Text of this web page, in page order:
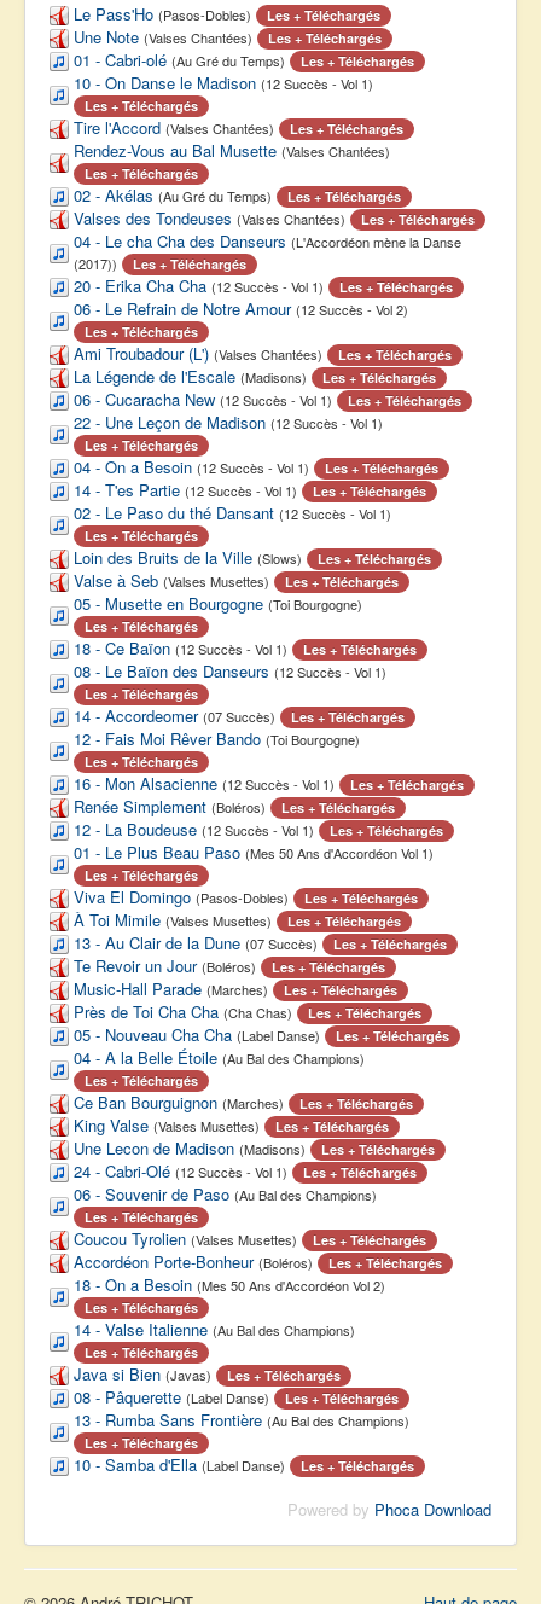
Le Pass'Ho (Pasos-Dobles) Les + Téléchargés
Une Note (Valses Chantées) Les + Téléchargés
01 - Cabri-olé (Au Gré du Temps) Les + Téléchargés
10 - On Danse le Madison (12 Succès - Vol 1)
Les + Téléchargés
Tire l'Accord (Valses Chantées) Les + Téléchargés
Rendez-Vous au Bal Musette (Valses Chantées)
Les + Téléchargés
02 - Akélas (Au Gré du Temps) Les + Téléchargés
Valses des Tondeuses (Valses Chantées) Les + Téléchargés
04 - Le cha Cha des Danseurs (L'Accordéon mène la Danse
(2017))
Les + Téléchargés
20 - Erika Cha Cha (12 Succès - Vol 1) Les + Téléchargés
06 - Le Refrain de Notre Amour (12 Succès - Vol 2)
Les + Téléchargés
Ami Troubadour (L') (Valses Chantées) Les + Téléchargés
La Légende de l'Escale (Madisons) Les + Téléchargés
06 - Cucaracha New (12 Succès - Vol 1) Les + Téléchargés
22 - Une Leçon de Madison (12 Succès - Vol 1)
Les + Téléchargés
04 - On a Besoin (12 Succès - Vol 1) Les + Téléchargés
14 - T'es Partie (12 Succès - Vol 1) Les + Téléchargés
02 - Le Paso du thé Dansant (12 Succès - Vol 1)
Les + Téléchargés
Loin des Bruits de la Ville (Slows) Les + Téléchargés
Valse à Seb (Valses Musettes) Les + Téléchargés
05 - Musette en Bourgogne (Toi Bourgogne)
Les + Téléchargés
18 - Ce Baïon (12 Succès - Vol 1) Les + Téléchargés
08 - Le Baïon des Danseurs (12 Succès - Vol 1)
Les + Téléchargés
14 - Accordeomer (07 Succès) Les + Téléchargés
12 - Fais Moi Rêver Bando (Toi Bourgogne)
Les + Téléchargés
16 - Mon Alsacienne (12 Succès - Vol 1) Les + Téléchargés
Renée Simplement (Boléros) Les + Téléchargés
12 - La Boudeuse (12 Succès - Vol 1) Les + Téléchargés
01 - Le Plus Beau Paso (Mes 50 Ans d'Accordéon Vol 1)
Les + Téléchargés
Viva El Domingo (Pasos-Dobles) Les + Téléchargés
À Toi Mimile (Valses Musettes) Les + Téléchargés
13 - Au Clair de la Dune (07 Succès) Les + Téléchargés
Te Revoir un Jour (Boléros) Les + Téléchargés
Music-Hall Parade (Marches) Les + Téléchargés
Près de Toi Cha Cha (Cha Chas) Les + Téléchargés
05 - Nouveau Cha Cha (Label Danse) Les + Téléchargés
04 - A la Belle Étoile (Au Bal des Champions)
Les + Téléchargés
Ce Ban Bourguignon (Marches) Les + Téléchargés
King Valse (Valses Musettes) Les + Téléchargés
Une Lecon de Madison (Madisons) Les + Téléchargés
24 - Cabri-Olé (12 Succès - Vol 1) Les + Téléchargés
06 - Souvenir de Paso (Au Bal des Champions)
Les + Téléchargés
Coucou Tyrolien (Valses Musettes) Les + Téléchargés
Accordéon Porte-Bonheur (Boléros) Les + Téléchargés
18 - On a Besoin (Mes 50 Ans d'Accordéon Vol 2)
Les + Téléchargés
14 - Valse Italienne (Au Bal des Champions)
Les + Téléchargés
Java si Bien (Javas) Les + Téléchargés
08 - Pâquerette (Label Danse) Les + Téléchargés
13 - Rumba Sans Frontière (Au Bal des Champions)
Les + Téléchargés
10 - Samba d'Ella (Label Danse) Les + Téléchargés
Powered by Phoca Download